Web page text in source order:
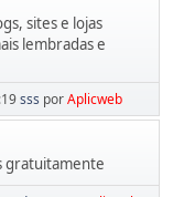
sites e lojas
lembradas e
sss porAplicweb
gratuitamente